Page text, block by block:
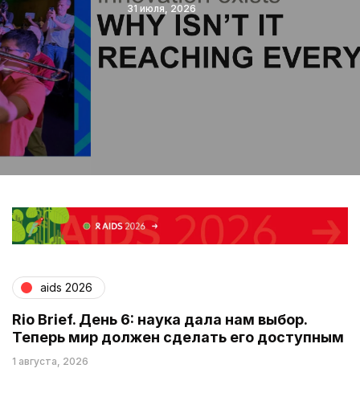
31 июля, 2026
aids 2026
Rio Brief. День 6: наука дала нам выбор.
Теперь мир должен сделать его доступным
1 августа, 2026